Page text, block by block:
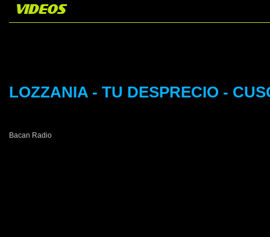
VIDEOS
LOZZANIA - TU DESPRECIO -
Bacan Radio